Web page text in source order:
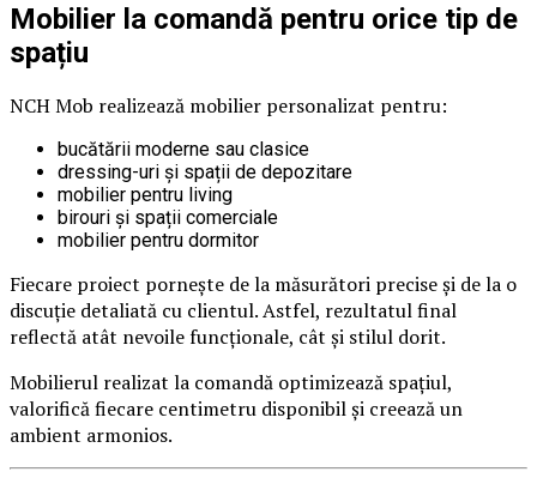
Mobilier la comandă pentru orice tip de
spațiu
NCH Mob realizează mobilier personalizat pentru:
bucătării moderne sau clasice
dressing-uri și spații de depozitare
mobilier pentru living
birouri și spații comerciale
mobilier pentru dormitor
Fiecare proiect pornește de la măsurători precise și de la o
discuție detaliată cu clientul. Astfel, rezultatul final
reflectă atât nevoile funcționale, cât și stilul dorit.
Mobilierul realizat la comandă optimizează spațiul,
valorifică fiecare centimetru disponibil și creează un
ambient armonios.